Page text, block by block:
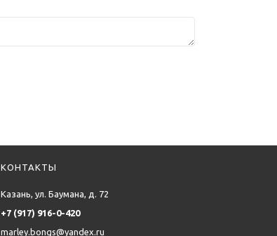
КОНТАКТЫ
Казань, ул. Баумана, д. 72
+7 (917) 916-0-420
marley.bongs@yandex.ru